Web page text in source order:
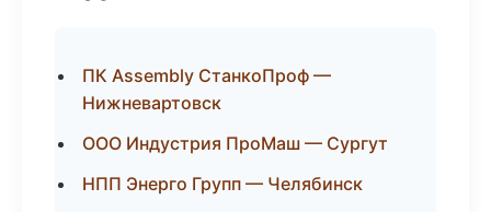
ПК Assembly СтанкоПроф —
Нижневартовск
ООО Индустрия ПроМаш — Сургут
НПП Энерго Групп — Челябинск